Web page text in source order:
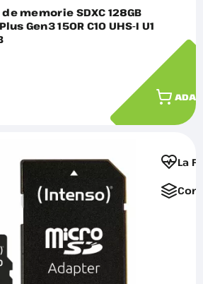
de memorie SDXC 128GB
Gen3 150R C10 UHS-I U1
La